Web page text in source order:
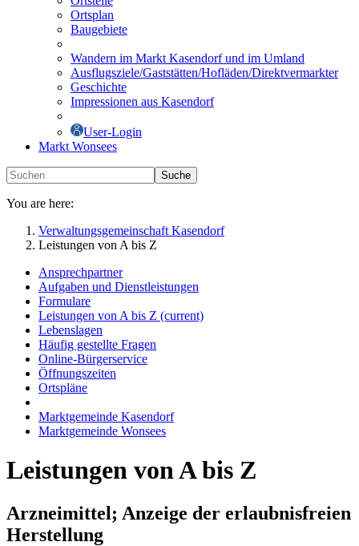
Ortsplan
Baugebiete
Wandern im Markt Kasendorf und im Umland
Ausflugsziele/Gaststätten/Hofläden/Direktvermarkter
Geschichte
Impressionen aus Kasendorf
User-Login
Markt Wonsees
Suche
You are here:
Verwaltungsgemeinschaft Kasendorf
Leistungen von A bis Z
Ansprechpartner
Aufgaben und Dienstleistungen
Formulare
Leistungen von A bis Z (current)
Lebenslagen
Häufig gestellte Fragen
Online-Bürgerservice
Öffnungszeiten
Ortspläne
Marktgemeinde Kasendorf
Marktgemeinde Wonsees
Leistungen von A bis Z
Arzneimittel; Anzeige der erlaubnisfreien
Herstellung